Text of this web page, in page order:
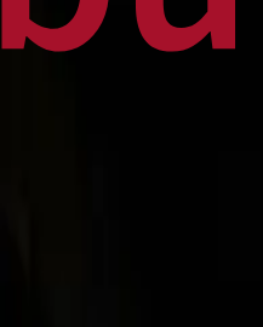
HomeBusiness World